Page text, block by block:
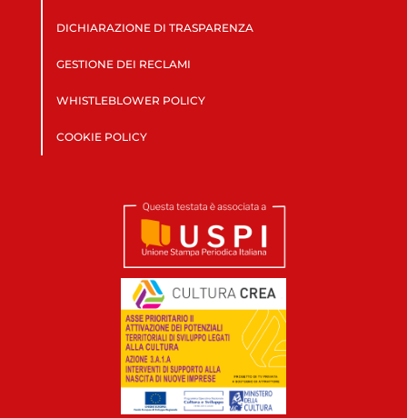
DICHIARAZIONE DI TRASPARENZA
GESTIONE DEI RECLAMI
WHISTLEBLOWER POLICY
COOKIE POLICY